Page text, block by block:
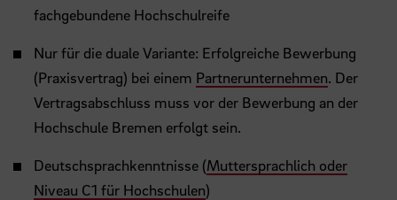
fachgebundene Hochschulreife
Nur für die duale Variante: Erfolgreiche Bewerbung
(Praxisvertrag) bei einem Partnerunternehmen. Der
Vertragsabschluss muss vor der Bewerbung an der
Hochschule Bremen erfolgt sein.
Deutschsprachkenntnisse (Muttersprachlich oder
Niveau C1 für Hochschulen)